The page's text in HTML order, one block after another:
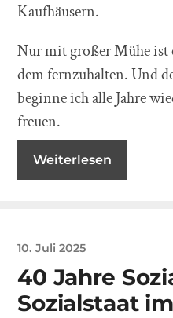
Kaufhäusern.
Nur mit großer Mühe ist
dem fernzuhalten. Und
beginne ich alle Jahre
freuen.
Weiterlesen
10. Juli 2025
40 Jahre
Sozialstaat